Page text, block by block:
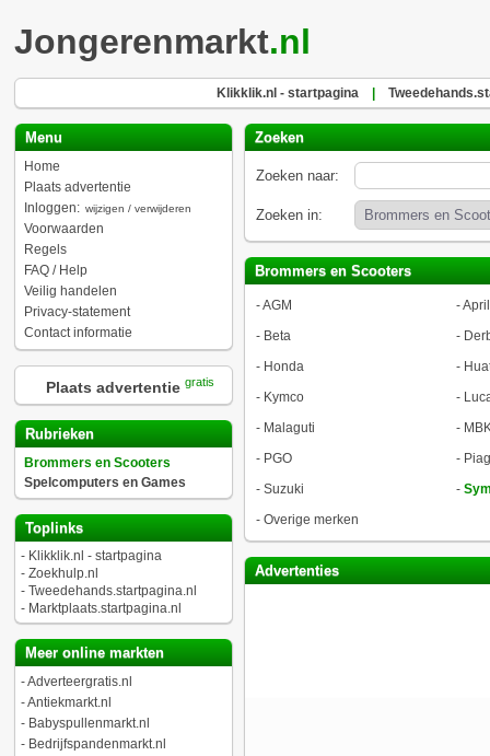
Jongerenmarkt.nl
Klikklik.nl - startpagina
Menu
Home
Plaats advertentie
Inloggen: wijzigen / verwijderen
Voorwaarden
Regels
FAQ / Help
Veilig handelen
Privacy-statement
Contact informatie
Plaats advertentie gratis
Rubrieken
Brommers en Scooters
Spelcomputers en Games
Toplinks
- Klikklik.nl - startpagina
- Zoekhulp.nl
- Tweedehands.startpagina.nl
- Marktplaats.startpagina.nl
Meer online markten
-Adverteergratis.nl
-Antiekmarkt.nl
- Babyspullenmarkt.nl
- Bedrijfspandenmarkt.nl
Zoeken
Zoeken naar:
Zoeken in:
Brommers en Scooters
-AGM -
- Beta -
- Honda -
- Kymco -
- Malaguti -
- PGO -
- Suzuki -
- Overige merken
Advertenties